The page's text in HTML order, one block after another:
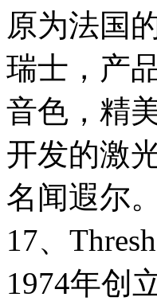
原为法国
瑞士，产
音色，精
开发的激
名闻遐尔。
17、
1974年创